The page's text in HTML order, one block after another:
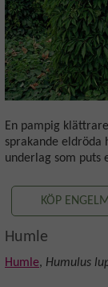
En pampig
sprakande eldröda
underlag som puts
KÖP
Humle
Humle, Humulus